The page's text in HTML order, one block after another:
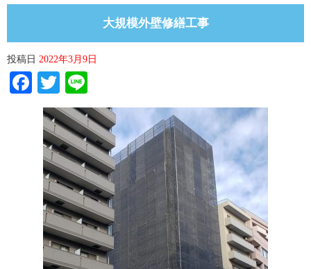
大規模外壁修繕工事
投稿日 2022年3月9日
Facebook
Twitter